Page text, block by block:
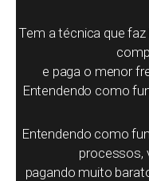
Tem a técnica que
e paga o menor
Entendendo como
Entendendo como
processos,
pagando muito